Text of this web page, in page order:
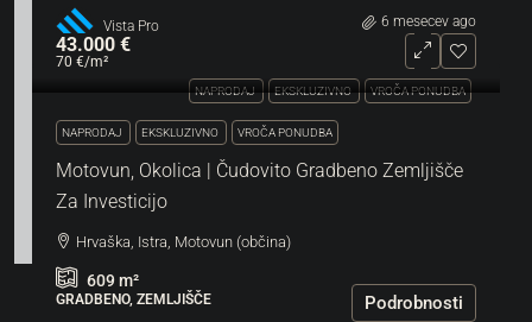
Vista Pro 6 mesecev ago
NAPRODAJ EKSKLUZIVNO VROČA PONUDBA
43.000 €
70 €/m²
NAPRODAJ EKSKLUZIVNO VROČA PONUDBA
Motovun, Okolica | Čudovito Gradbeno Zemljišče
Za Investicijo
Hrvaška, Istra, Motovun (občina)
609m²
GRADBENO, ZEMLJIŠČE Podrobnosti